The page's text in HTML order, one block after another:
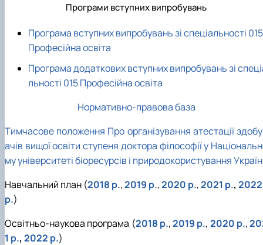
Програми вступних випробувань
Програма вступних випробувань зі спеціальності 015
Професійна освіта
Програма додаткових вступних випробувань зі
льності 015 Професійна освіта
Нормативно-правова база
Тимчасове положення Про організування атестації
ачів вищої освіти ступеня доктора філософії у
му університеті біоресурсів і природокористування
Навчальний план (2018 р.,2019 р.,2020 р.,2021 р., 2022
р.)
Освітньо-наукова програма (2018 р.,2019 p., 2020 р.,
1 р., 2022 р.)